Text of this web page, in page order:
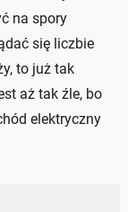
na spory
się liczbie
to już tak
aż tak źle, bo
elektryczny